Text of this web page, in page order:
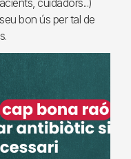
cuidadors...)
bon ús per tal de